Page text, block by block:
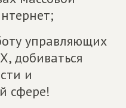
управляющих
добиваться
и
сфере!